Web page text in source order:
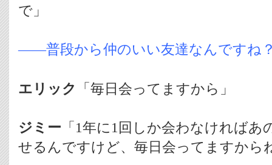
で」
――普段から仲のいい友達なんですね
エリック 「毎日会ってますから」
ジミー 「1年に1回しか会わなければ
せるんですけど、毎日会ってますから